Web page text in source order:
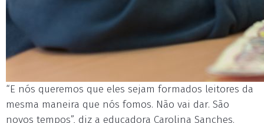
“E nós queremos que eles sejam formados leitores da
mesma maneira que nós fomos. Não vai dar. São
novos tempos”, diz a educadora Carolina Sanches.